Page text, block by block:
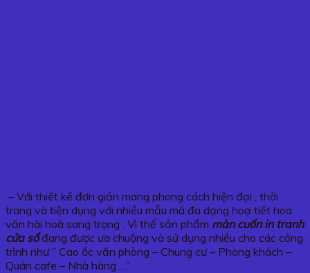
– Với thiết kế đơn giản mang phong cách hiện đại , thời
trang và tiện dụng với nhiều mẫu mã đa dạng hoạ tiết hoa
văn hài hoà sang trọng . Vì thế sản phẩm màn cuốn in tranh
cửa sổđang được ưa chuộng và sử dụng nhiều cho các công
trình như ” Cao ốc văn phòng – Chung cư – Phòng khách –
Quán cafe – Nhà hàng …”